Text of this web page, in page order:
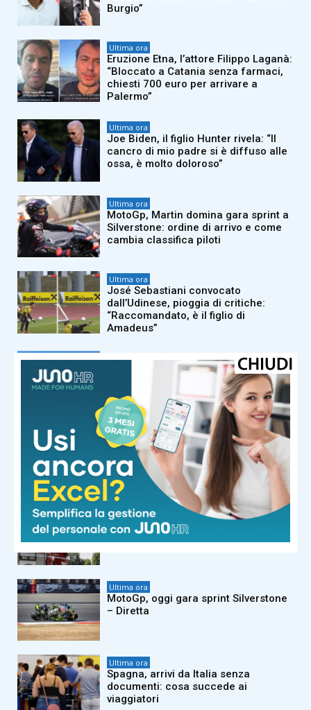
Burgio”
Ultima ora
Eruzione Etna, l’attore Filippo Laganà:
“Bloccato a Catania senza farmaci,
chiesti 700 euro per arrivare a
Palermo”
Ultima ora
Joe Biden, il figlio Hunter rivela: “Il
cancro di mio padre si è diffuso alle
ossa, è molto doloroso”
Ultima ora
MotoGp, Martin domina gara sprint a
Silverstone: ordine di arrivo e come
cambia classifica piloti
Ultima ora
José Sebastiani convocato
dall’Udinese, pioggia di critiche:
“Raccomandato, è il figlio di
Amadeus”
Ultima ora
Ostia, investe ciclista sulla via
Litoranea e fugge: denunciato
51enne
Ultima ora
Ceccon torna a Parigi due anni dopo
l’oro olimpico (e le dormite sui prati):
“Stavolta stanza ok”
Ultima ora
Roma, in fiamme cabina elettrica nel
reparto dialisi del Gemelli: pazienti
Ultima ora
MotoGp, oggi gara sprint Silverstone
– Diretta
Ultima ora
Spagna, arrivi da Italia senza
documenti: cosa succede ai
viaggiatori